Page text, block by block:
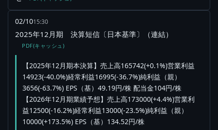
02/1015:30
2025年12月期 決算短信〔日本基準〕（連結）
PDF(キャッシュ)
【2025年12月期本決算】売上高165742(+0.1%)営業利益
14923(-40.0%)経常利益16995(-36.7%)純利益（親）
3656(-63.7%) EPS（基）49.19円/株 配当金104円/株
【2026年12月期業績予想】売上高173000(+4.4%)営業利
益12500(-16.2%)経常利益13000(-23.5%)純利益（親）
10000(+173.5%) EPS（基）134.52円/株